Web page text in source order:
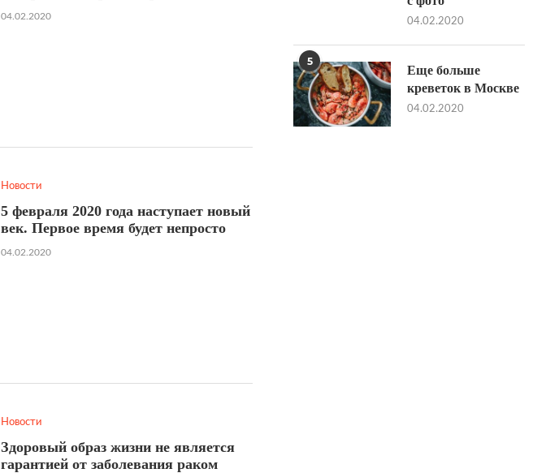
04.02.2020
Новости
5 февраля 2020 года наступает новый
век. Первое время будет непросто
04.02.2020
Новости
Здоровый образ жизни не является
гарантией от заболевания раком
04.02.2020
5
Еще больше
креветок в Москве
04.02.2020